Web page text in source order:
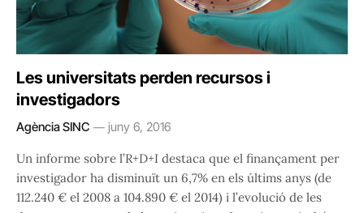
Les universitats perden recursos i
investigadors
Agència SINC juny 6, 2016
Un informe sobre l’R+D+I destaca que el finançament per
investigador ha disminuït un 6,7% en els últims anys (de
112.240 € el 2008 a 104.890 € el 2014) i l’evolució de les